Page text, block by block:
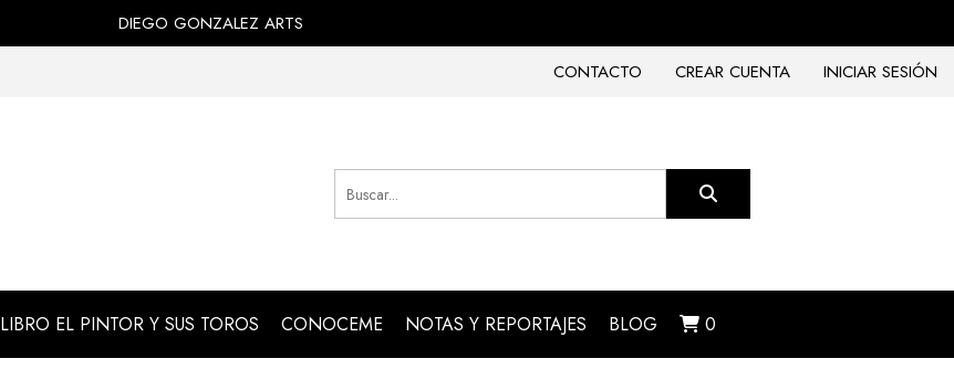
DIEGO GONZALEZ ARTS
CONTACTO
CREAR CUENTA INICIAR SESIÓN
LIBRO EL PINTOR Y SUS TOROS CONOCEME NOTAS Y REPORTAJES BLOG 0